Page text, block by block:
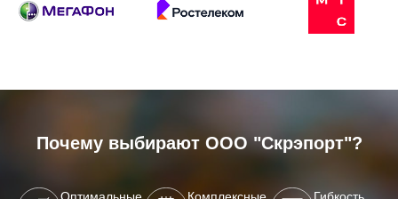
Почему выбирают ООО "Скрэпорт"?